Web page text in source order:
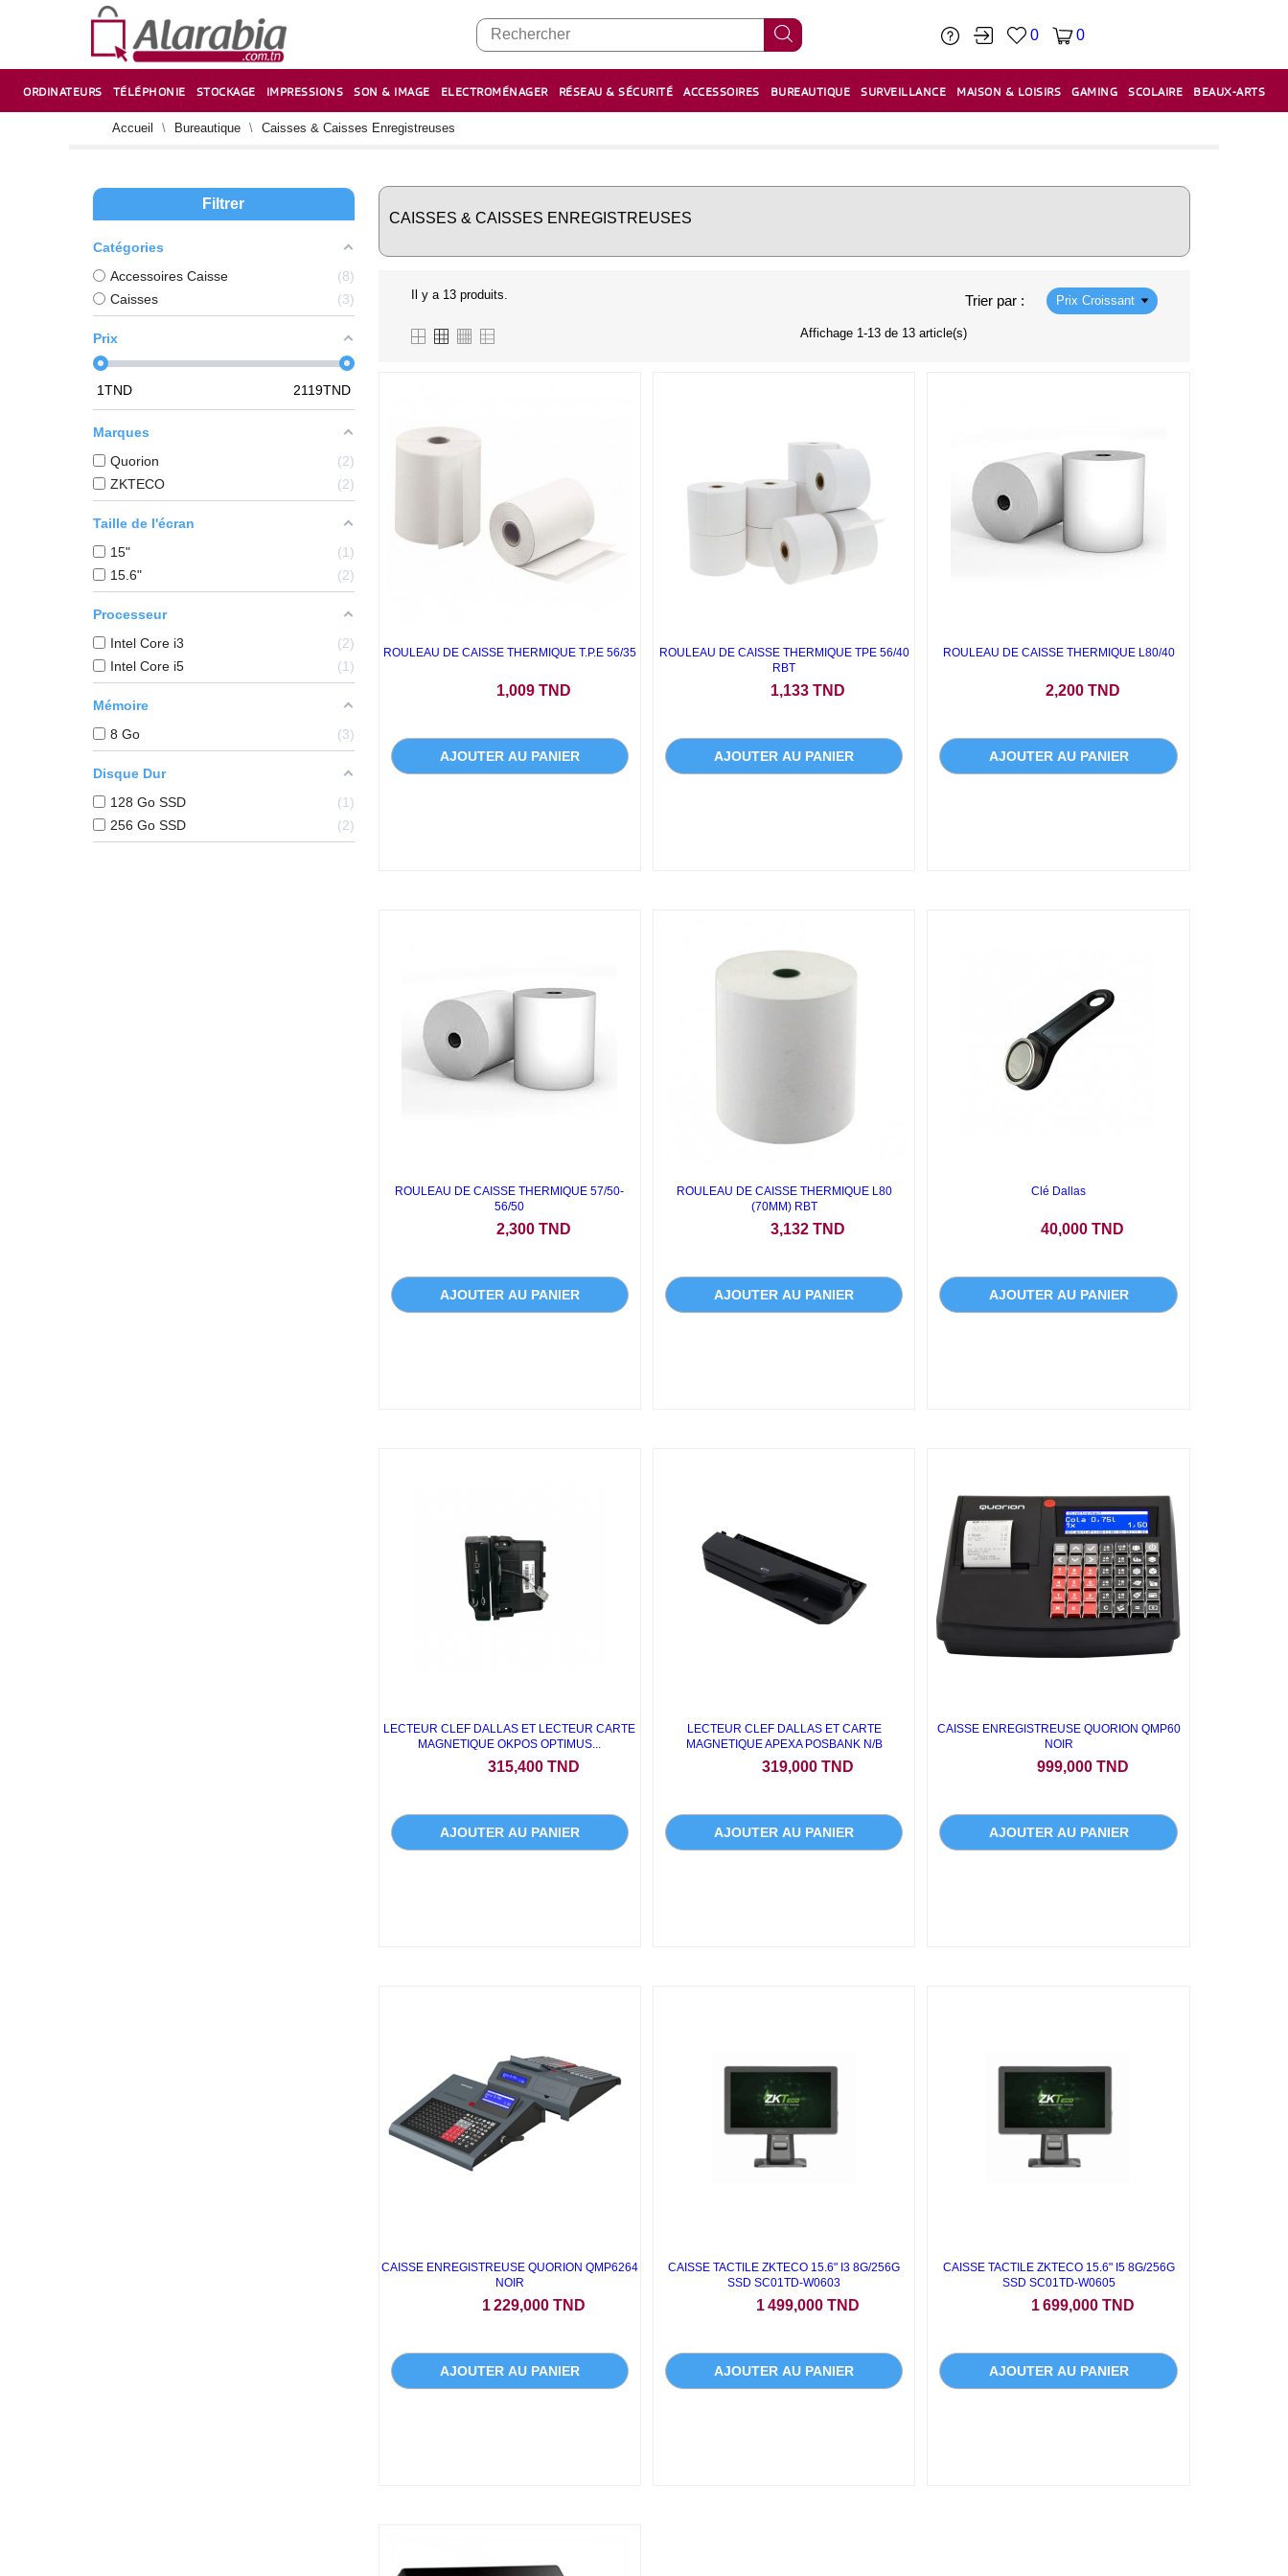
0 0
ORDINATEURS TÉLÉPHONIE STOCKAGE IMPRESSIONS SON & IMAGE ELECTROMÉNAGER RÉSEAU & SÉCURITÉ ACCESSOIRES BUREAUTIQUE SURVEILLANCE MAISON & LOISIRS GAMING SCOLAIRE BEAUX-ARTS
Accueil Bureautique Caisses & Caisses Enregistreuses
Filtrer
Catégories
Accessoires Caisse
8
Caisses
3
Prix
1TND 2119TND
Marques
Quorion
2
ZKTECO
2
Taille de l'écran
15"
1
15.6"
2
Processeur
Intel Core i3
2
Intel Core i5
1
Mémoire
8 Go
3
Disque Dur
128 Go SSD
1
256 Go SSD
2
CAISSES & CAISSES ENREGISTREUSES
Il y a 13 produits. Trier par : Prix Croissant
Affichage 1-13 de 13 article(s)
ROULEAU DE CAISSE THERMIQUE T.P.E 56/35
1,009 TND
AJOUTER AU PANIER
ROULEAU DE CAISSE THERMIQUE TPE 56/40
RBT
1,133 TND
AJOUTER AU PANIER
ROULEAU DE CAISSE THERMIQUE L80/40
2,200 TND
AJOUTER AU PANIER
ROULEAU DE CAISSE THERMIQUE 57/50-
56/50
2,300 TND
AJOUTER AU PANIER
ROULEAU DE CAISSE THERMIQUE L80
(70MM) RBT
3,132 TND
AJOUTER AU PANIER
Clé Dallas
40,000 TND
AJOUTER AU PANIER
LECTEUR CLEF DALLAS ET LECTEUR CARTE
MAGNETIQUE OKPOS OPTIMUS...
315,400 TND
AJOUTER AU PANIER
LECTEUR CLEF DALLAS ET CARTE
MAGNETIQUE APEXA POSBANK N/B
319,000 TND
AJOUTER AU PANIER
CAISSE ENREGISTREUSE QUORION QMP60
NOIR
999,000 TND
AJOUTER AU PANIER
CAISSE ENREGISTREUSE QUORION QMP6264
NOIR
1 229,000 TND
AJOUTER AU PANIER
CAISSE TACTILE ZKTECO 15.6" I3 8G/256G
SSD SC01TD-W0603
1 499,000 TND
AJOUTER AU PANIER
CAISSE TACTILE ZKTECO 15.6" I5 8G/256G
SSD SC01TD-W0605
1 699,000 TND
AJOUTER AU PANIER